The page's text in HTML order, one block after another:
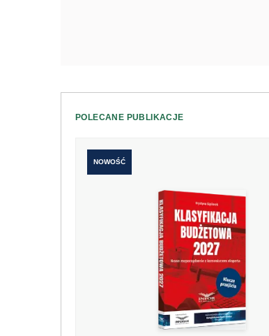
POLECANE PUBLIKACJE
NOWOŚĆ